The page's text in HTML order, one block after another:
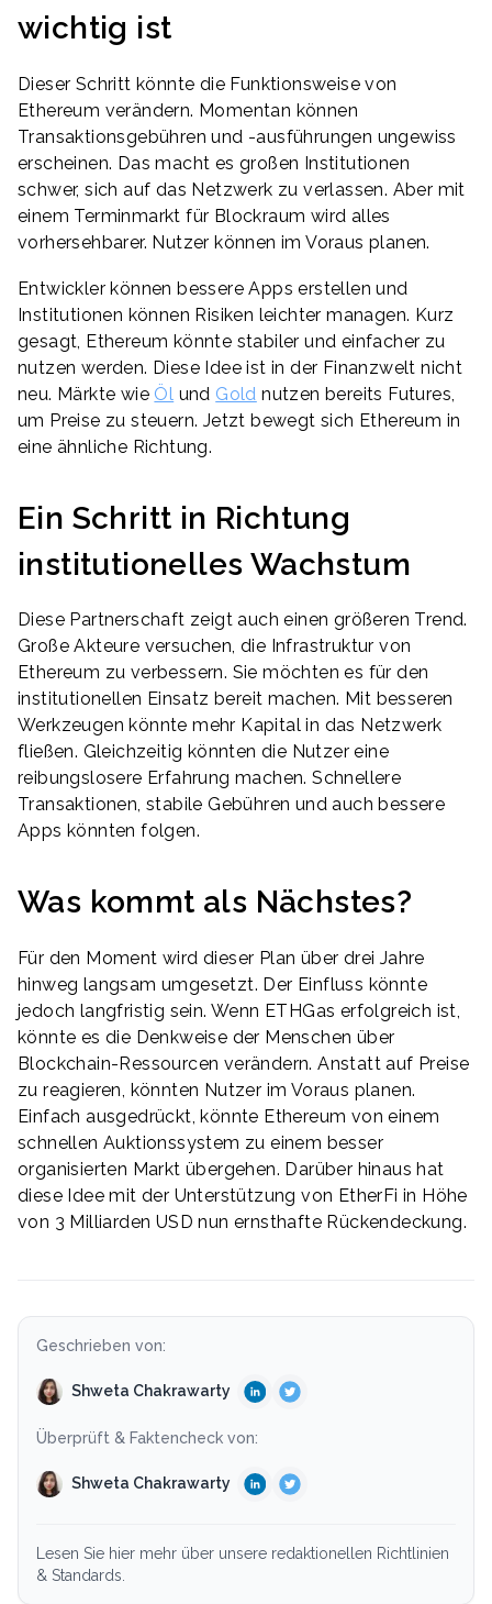
wichtig ist
Dieser Schritt könnte die Funktionsweise von
Ethereum verändern. Momentan können
Transaktionsgebühren und -ausführungen ungewiss
erscheinen. Das macht es großen Institutionen
schwer, sich auf das Netzwerk zu verlassen. Aber mit
einem Terminmarkt für Blockraum wird alles
vorhersehbarer. Nutzer können im Voraus planen.
Entwickler können bessere Apps erstellen und
Institutionen können Risiken leichter managen. Kurz
gesagt, Ethereum könnte stabiler und einfacher zu
nutzen werden. Diese Idee ist in der Finanzwelt nicht
neu. Märkte wie Öl und Gold nutzen bereits Futures,
um Preise zu steuern. Jetzt bewegt sich Ethereum in
eine ähnliche Richtung.
Ein Schritt in Richtung
institutionelles Wachstum
Diese Partnerschaft zeigt auch einen größeren Trend.
Große Akteure versuchen, die Infrastruktur von
Ethereum zu verbessern. Sie möchten es für den
institutionellen Einsatz bereit machen. Mit besseren
Werkzeugen könnte mehr Kapital in das Netzwerk
fließen. Gleichzeitig könnten die Nutzer eine
reibungslosere Erfahrung machen. Schnellere
Transaktionen, stabile Gebühren und auch bessere
Apps könnten folgen.
Was kommt als Nächstes?
Für den Moment wird dieser Plan über drei Jahre
hinweg langsam umgesetzt. Der Einfluss könnte
jedoch langfristig sein. Wenn ETHGas erfolgreich ist,
könnte es die Denkweise der Menschen über
Blockchain-Ressourcen verändern. Anstatt auf Preise
zu reagieren, könnten Nutzer im Voraus planen.
Einfach ausgedrückt, könnte Ethereum von einem
schnellen Auktionssystem zu einem besser
organisierten Markt übergehen. Darüber hinaus hat
diese Idee mit der Unterstützung von EtherFi in Höhe
von 3 Milliarden USD nun ernsthafte Rückendeckung.
Geschrieben von:
Shweta Chakrawarty
Überprüft & Faktencheck von:
Shweta Chakrawarty
Lesen Sie hier mehr über unsere redaktionellen Richtlinien
& Standards.